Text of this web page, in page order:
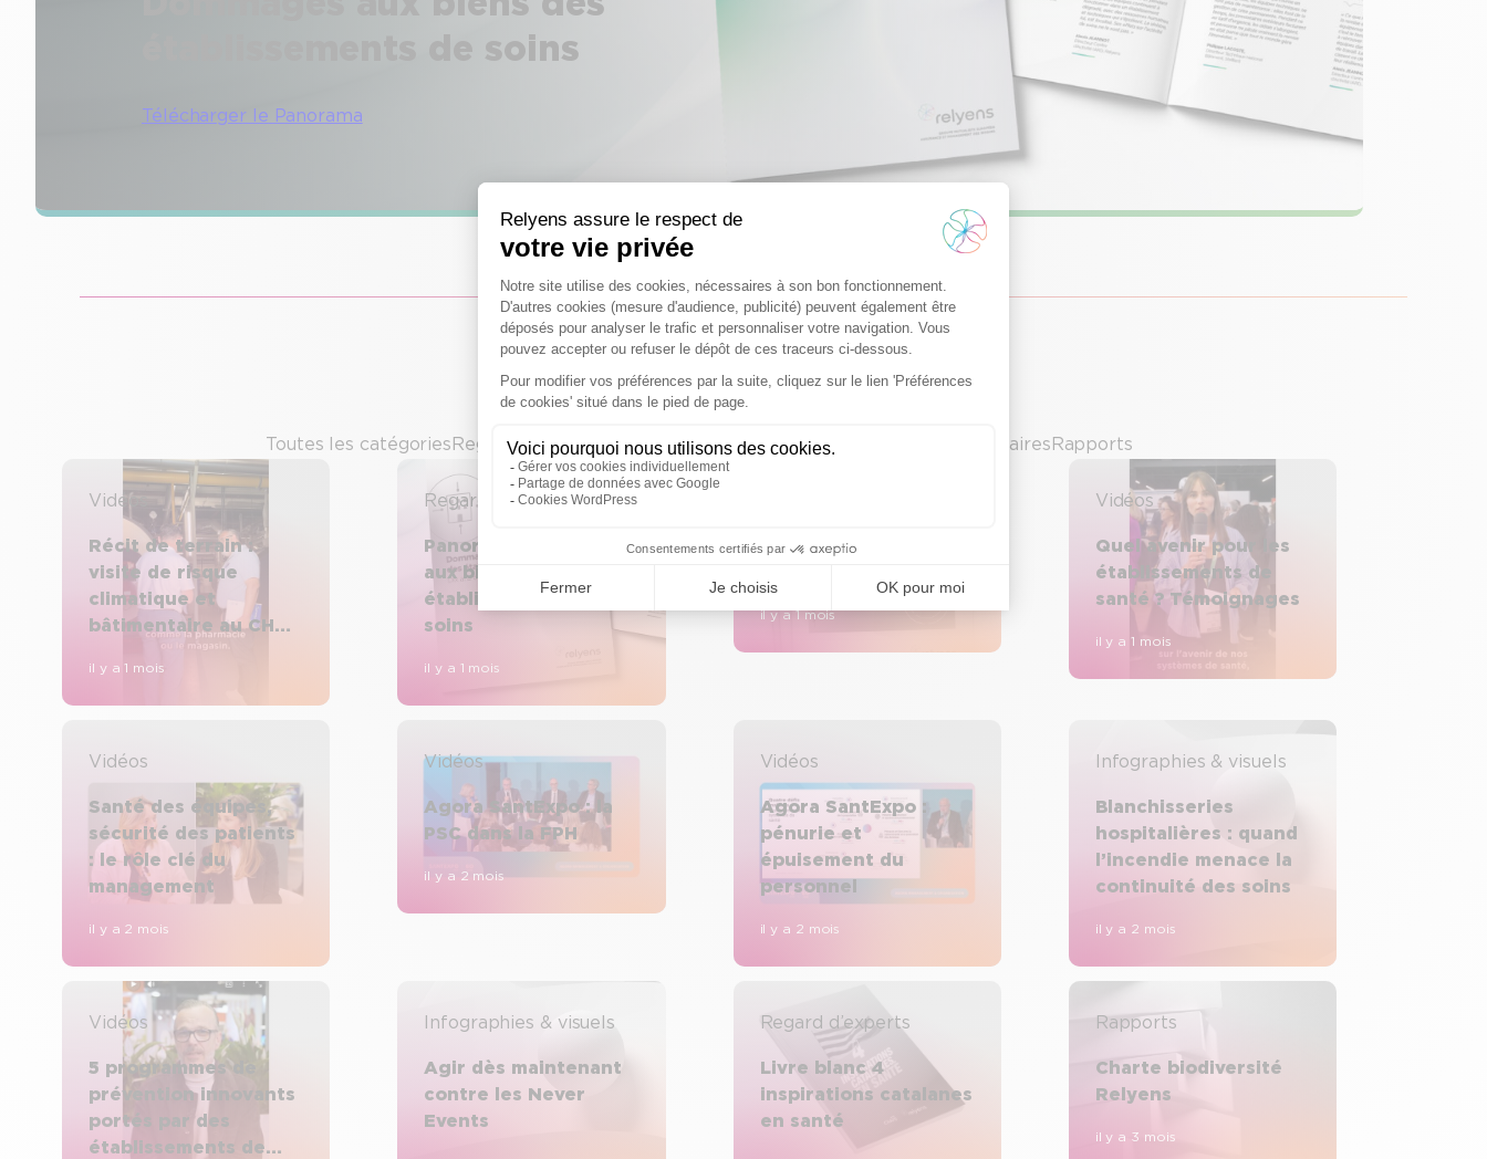
établissements de soins
Télécharger le Panorama
Filtrez par sous-catégories
Toutes les catégoriesRegard d'expertsInfographies & visuelsVidéos Podcasts & webinairesRapports
Vidéos
Récit de terrain :
visite de risque
climatique et
bâtimentaire au CH
d’Avignon
il y a 1 mois
Regard d’experts
Panorama dommages
aux biens des
établissements de
soins
il y a 1 mois
Rapport loi Energie
il y a 1 mois
Vidéos
Quel avenir pour les
établissements de
santé ? Témoignages
il y a 1 mois
Vidéos
Santé des équipes,
sécurité des patients
: le rôle clé du
management
il y a 2 mois
Vidéos
Agora SantExpo : la
PSC dans la FPH
il y a 2 mois
Vidéos
Agora SantExpo :
pénurie et
épuisement du
personnel
il y a 2 mois
Infographies & visuels
Blanchisseries
hospitalières : quand
l’incendie menace la
continuité des soins
il y a 2 mois
Vidéos
5 programmes de
prévention innovants
portés par des
établissements de
Infographies & visuels
Agir dès maintenant
contre les Never
Events
Regard d’experts
Livre blanc 4
inspirations catalanes
en santé
Rapports
Charte biodiversité
Relyens
il y a 3 mois